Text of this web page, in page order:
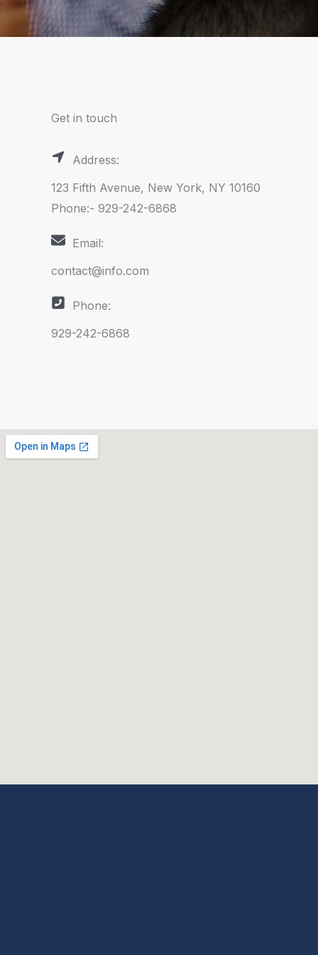
Get in touch
Address:
123 Fifth Avenue, New York, NY 10160
Phone:- 929-242-6868
Email:
contact@info.com
Phone:
929-242-6868